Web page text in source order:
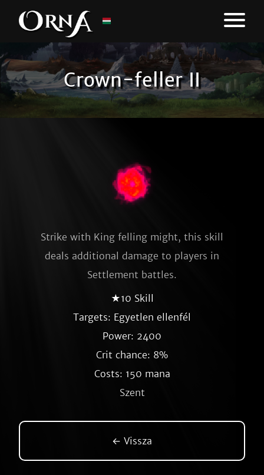
Crown-feller II
Strike with King felling might, this skill
deals additional damage to players in
Settlement battles.
★10 Skill
Targets: Egyetlen ellenfél
Power: 2400
Crit chance: 8%
Costs: 150 mana
Szent
← Vissza